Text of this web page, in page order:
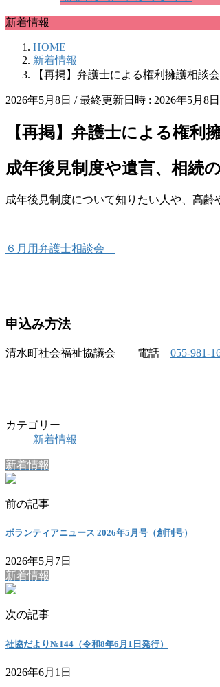
新着情報
HOME
新着情報
【再掲】弁護士による権利擁護相談
2026年5月8日 / 最終更新日時 : 2026年5月8日
【再掲】弁護士による権利
成年後見制度や遺言、相続
成年後見制度について知りたい人や、高
６月用弁護士相談会
申込み方法
清水町社会福祉協議会 電話 055-981-
カテゴリー
新着情報
新着情報
前の記事
ボランティアニュース 2026年5月号（創刊号）
2026年5月7日
新着情報
次の記事
社協だより№144（令和8年6月1日発行）
2026年6月1日